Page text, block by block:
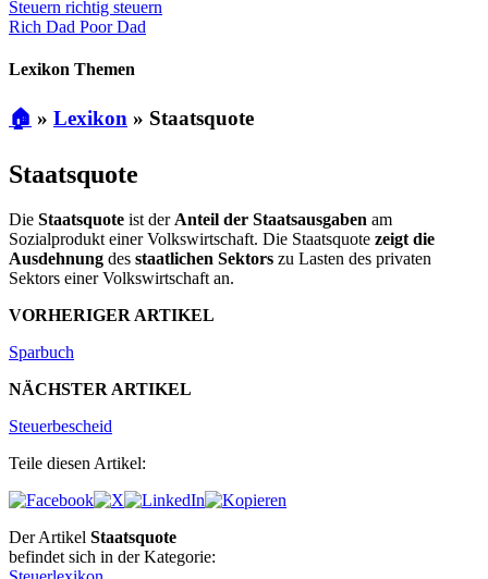
Steuern richtig steuern
Rich Dad Poor Dad
Lexikon Themen
🏠 » Lexikon » Staatsquote
Staatsquote
Die Staatsquote ist derAnteil der Staatsausgaben am
Sozialprodukt einer Volkswirtschaft. Die Staatsquote zeigt die
Ausdehnung des staatlichen Sektors zu Lasten des privaten
Sektors einer Volkswirtschaft an.
VORHERIGER ARTIKEL
Sparbuch
NÄCHSTER ARTIKEL
Steuerbescheid
Teile diesen Artikel:
Der Artikel Staatsquote
befindet sich in der Kategorie: